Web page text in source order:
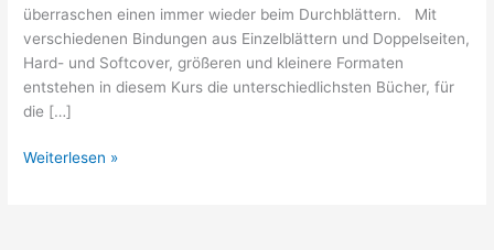
überraschen einen immer wieder beim Durchblättern. Mit
verschiedenen Bindungen aus Einzelblättern und Doppelseiten,
Hard- und Softcover, größeren und kleinere Formaten
entstehen in diesem Kurs die unterschiedlichsten Bücher, für
die […]
Weiterlesen »